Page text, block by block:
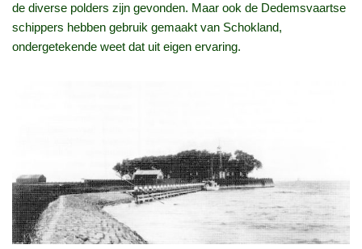
de diverse polders zijn gevonden. Maar ook de Dedemsvaartse
schippers hebben gebruik gemaakt van Schokland,
ondergetekende weet dat uit eigen ervaring.